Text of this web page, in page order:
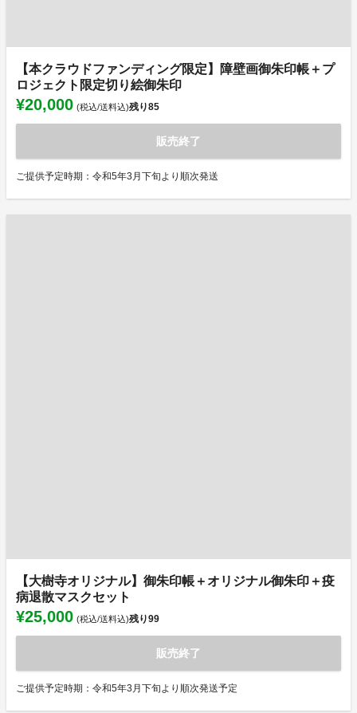
【本クラウドファンディング限定】障壁画御朱印帳＋プ
ロジェクト限定切り絵御朱印
¥20,000 (税込/送料込)残り85
販売終了
ご提供予定時期：令和5年3月下旬より順次発送
【大樹寺オリジナル】御朱印帳＋オリジナル御朱印＋疫
病退散マスクセット
¥25,000 (税込/送料込)残り99
販売終了
ご提供予定時期：令和5年3月下旬より順次発送予定